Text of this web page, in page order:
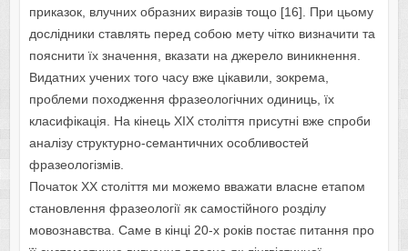
приказок, влучних образних виразів тощо [16]. При цьому
дослідники ставлять перед собою мету чітко визначити та
пояснити їх значення, вказати на джерело виникнення.
Видатних учених того часу вже цікавили, зокрема,
проблеми походження фразеологічних одиниць, їх
класифікація. На кінець ХІХ століття присутні вже спроби
аналізу структурно-семантичних особливостей
фразеологізмів.
Початок ХХ століття ми можемо вважати власне етапом
становлення фразеології як самостійного розділу
мовознавства. Саме в кінці 20-х років постає питання про